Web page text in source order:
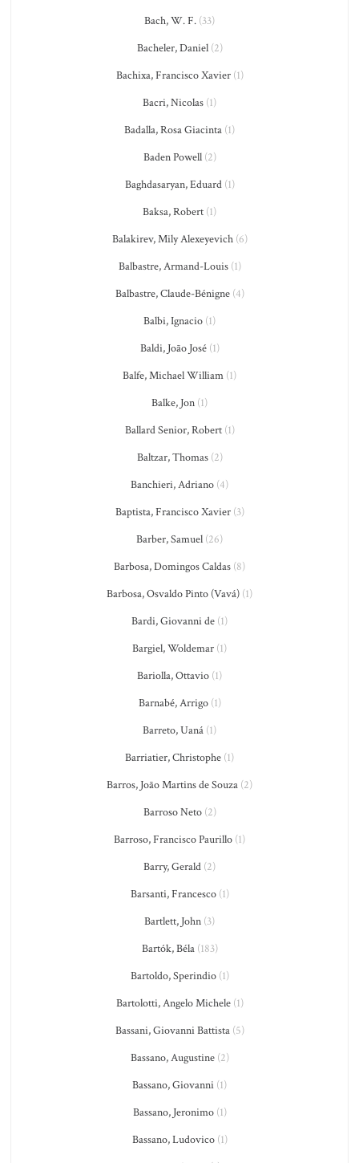
Bach, W. F. (33)
Bacheler, Daniel(2)
Bachixa, Francisco Xavier(1)
Bacri, Nicolas (1)
Badalla, Rosa Giacinta (1)
Baden Powell(2)
Baghdasaryan, Eduard(1)
Baksa, Robert (1)
Balakirev, Mily Alexeyevich(6)
Balbastre, Armand-Louis(1)
Balbastre, Claude-Bénigne(4)
Balbi, Ignacio (1)
Baldi, João José(1)
Balfe, Michael William (1)
Balke, Jon (1)
Ballard Senior, Robert(1)
Baltzar, Thomas(2)
Banchieri, Adriano (4)
Baptista, Francisco Xavier(3)
Barber, Samuel (26)
Barbosa, Domingos Caldas (8)
Barbosa, Osvaldo Pinto (Vavá) (1)
Bardi, Giovanni de (1)
Bargiel, Woldemar (1)
Bariolla, Ottavio (1)
Barnabé, Arrigo(1)
Barreto, Uaná (1)
Barriatier, Christophe (1)
Barros, João Martins de Souza (2)
Barroso Neto(2)
Barroso, Francisco Paurillo (1)
Barry, Gerald (2)
Barsanti, Francesco(1)
Bartlett, John (3)
Bartók, Béla(183)
Bartoldo, Sperindio(1)
Bartolotti, Angelo Michele(1)
Bassani, Giovanni Battista(5)
Bassano, Augustine(2)
Bassano, Giovanni (1)
Bassano, Jeronimo(1)
Bassano, Ludovico(1)